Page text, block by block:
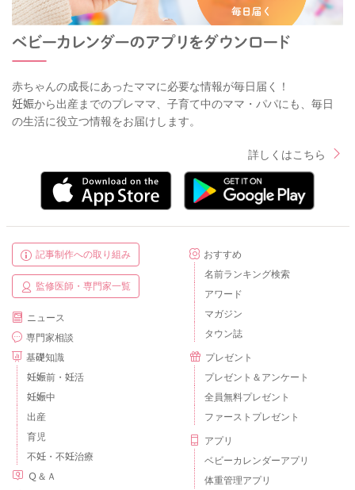
赤ちゃんの成長にあったママに必要な情報が毎日届く！
妊娠から出産までのプレママ、子育て中のママ・パパにも、毎日
の生活に役立つ情報をお届けします。
詳しくはこちら
記事制作への取り組み
監修医師・専門家一覧
ニュース
専門家相談
基礎知識
妊娠前・妊活
妊娠中
出産
育児
不妊・不妊治療
Ｑ＆Ａ
おすすめ
名前ランキング検索
アワード
マガジン
タウン誌
プレゼント
プレゼント＆アンケート
全員無料プレゼント
ファーストプレゼント
アプリ
ベビーカレンダーアプリ
体重管理アプリ